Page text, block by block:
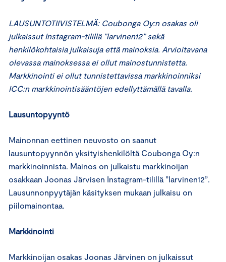
LAUSUNTOTIIVISTELMÄ: Coubonga Oy:n osakas oli
julkaissut Instagram-tilillä ”larvinen12” sekä
henkilökohtaisia julkaisuja että mainoksia. Arvioitavana
olevassa mainoksessa ei ollut mainostunnistetta.
Markkinointi ei ollut tunnistettavissa markkinoinniksi
ICC:n markkinointisääntöjen edellyttämällä tavalla.
Lausuntopyyntö
Mainonnan eettinen neuvosto on saanut
lausuntopyynnön yksityishenkilöltä Coubonga Oy:n
markkinoinnista. Mainos on julkaistu markkinoijan
osakkaan Joonas Järvisen Instagram-tilillä ”larvinen12”.
Lausunnonpyytäjän käsityksen mukaan julkaisu on
piilomainontaa.
Markkinointi
Markkinoijan osakas Joonas Järvinen on julkaissut